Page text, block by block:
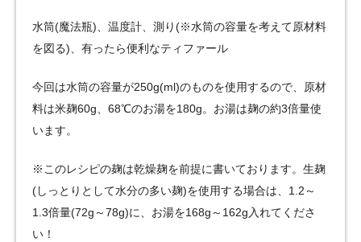
水筒(魔法瓶)、温度計、測り(※水筒の容量を考えて原材料
を図る)、有ったら便利なティファール
今回は水筒の容量が250g(ml)のものを使用するので、原材
料は米麹60g、68℃のお湯を180g。お湯は麹の約3倍量使
います。
※このレシピの麹は乾燥麹を前提に書いております。生麹
(しっとりとして水分の多い麹)を使用する場合は、1.2～
1.3倍量(72g～78g)に、お湯を168g～162g入れてくださ
い！